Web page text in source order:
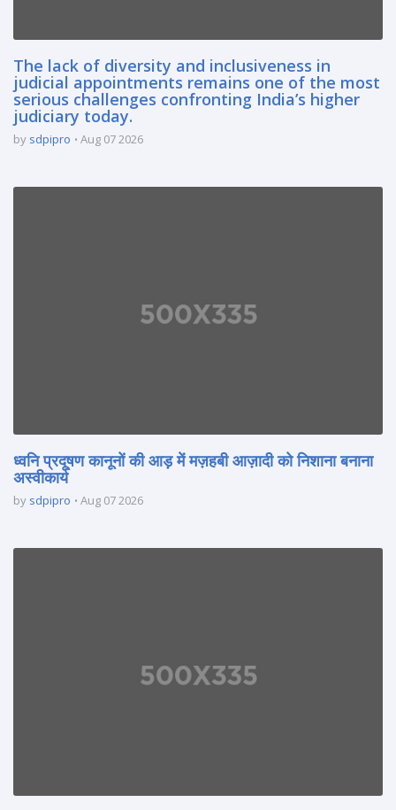
The lack of diversity and inclusiveness in
judicial appointments remains one of the most
serious challenges confronting India’s higher
judiciary today.
by sdpipro Aug 07 2026
ध्वनि प्रदूषण कानूनों की आड़ में मज़हबी आज़ादी को निशाना बनाना
अस्वीकार्य
by sdpipro Aug 07 2026